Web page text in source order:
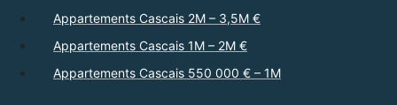
Appartements Cascais 2M – 3,5M €
Appartements Cascais 1M – 2M €
Appartements Cascais 550 000 € – 1M